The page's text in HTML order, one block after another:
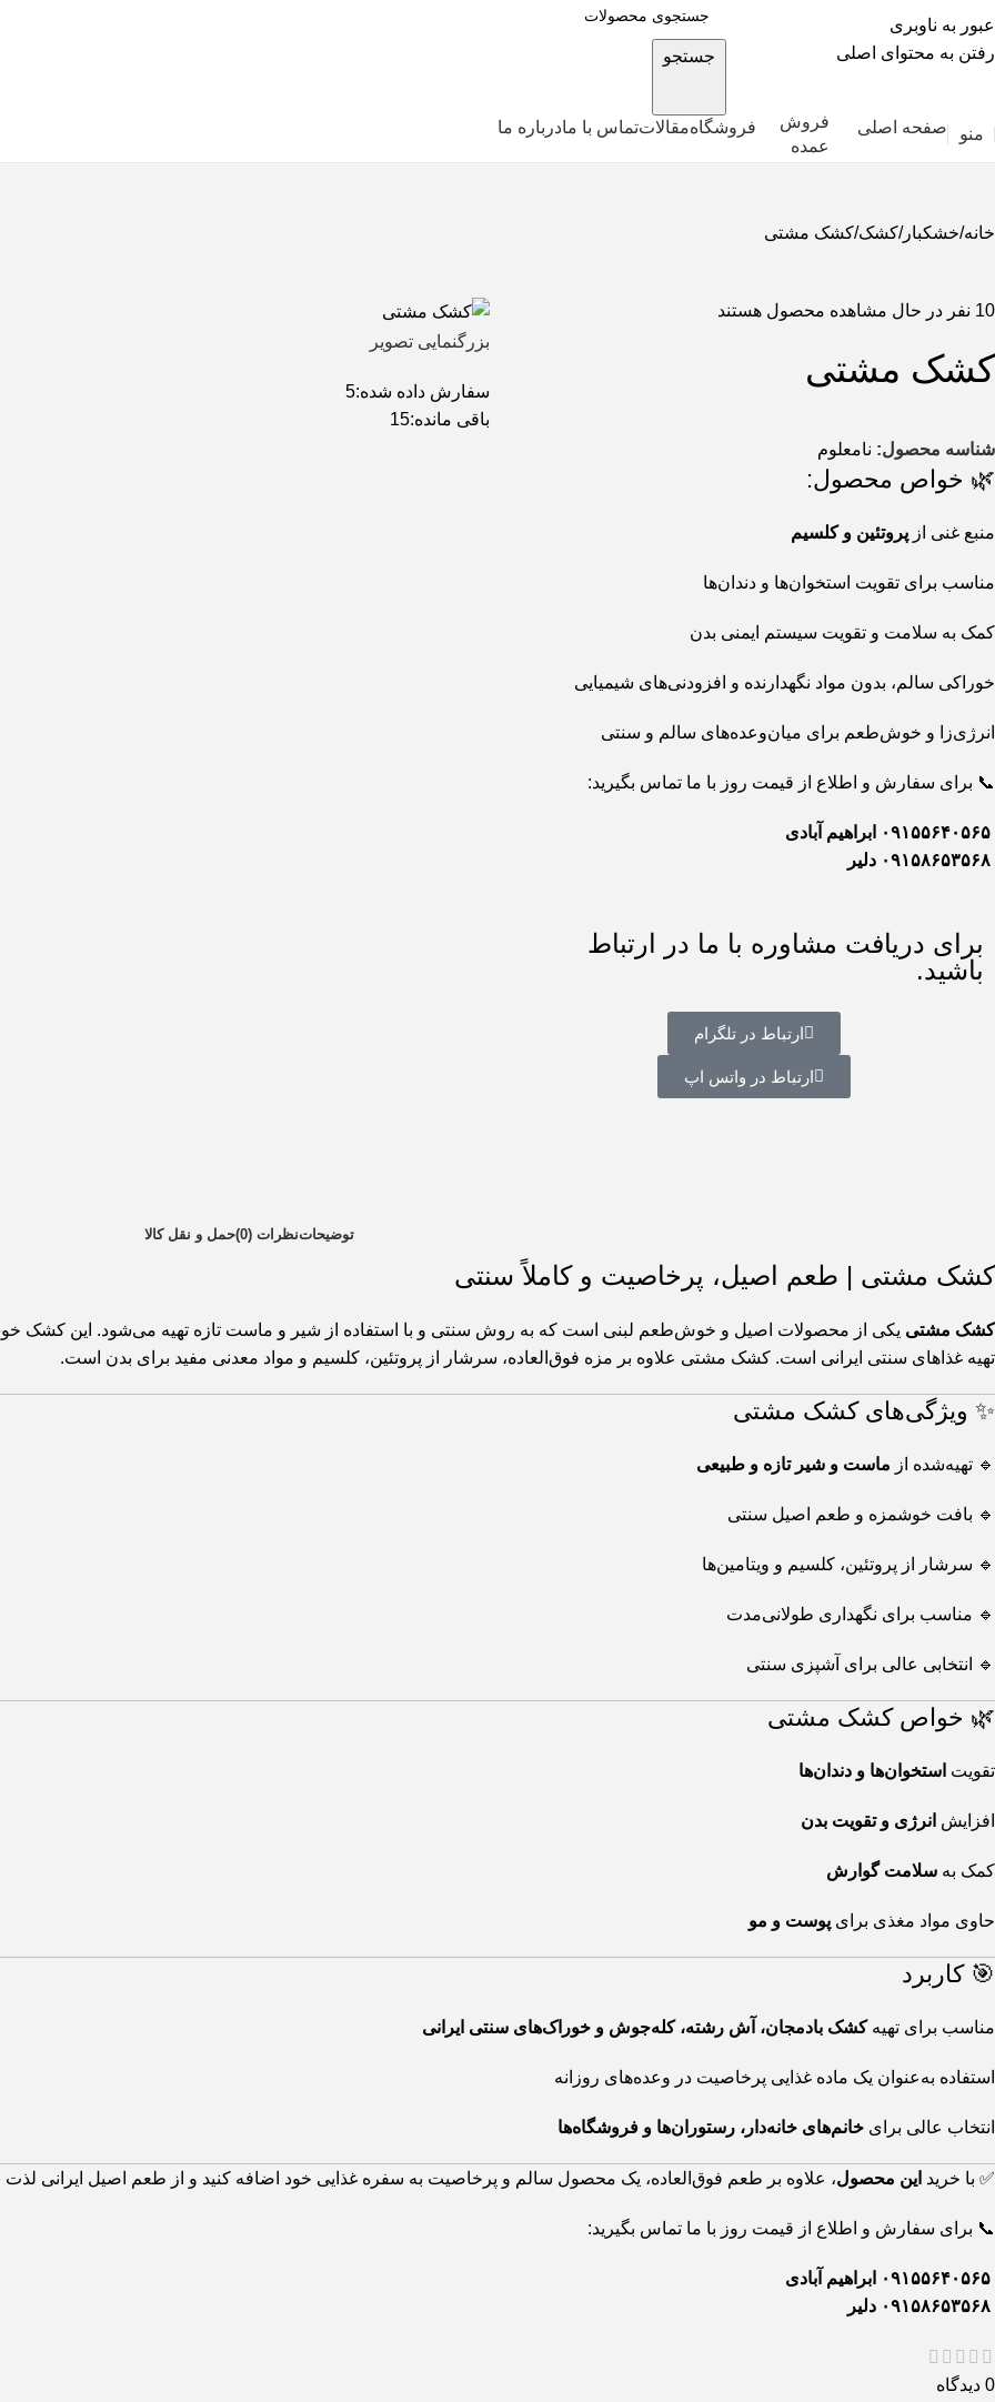
عبور به ناوبری
رفتن به محتوای اصلی
جستجو
منو صفحه اصلی
فروش
عمده
فروشگاهمقالاتتماس با مادرباره ما
خانه خشکبار کشک کشک مشتی
10 نفر در حال مشاهده محصول هستند
کشک مشتی
شناسه محصول: نامعلوم
🌿 خواص محصول:
منبع غنی از پروتئین و کلسیم
مناسب برای تقویت استخوان‌ها و دندان‌ها
کمک به سلامت و تقویت سیستم ایمنی بدن
خوراکی سالم، بدون مواد نگهدارنده و افزودنی‌های شیمیایی
انرژی‌زا و خوش‌طعم برای میان‌وعده‌های سالم و سنتی
📞 برای سفارش و اطلاع از قیمت روز با ما تماس بگیرید:
۰۹۱۵۸۶۵۳۵۶۸ دلیر
برای دریافت مشاوره با ما در ارتباط
باشید.
ارتباط در تلگرام
ارتباط در واتس اپ
بزرگنمایی تصویر
سفارش داده شده:5
باقی مانده:15
توضیحاتنظرات (0) حمل و نقل کالا
کشک مشتی | طعم اصیل، پرخاصیت و کاملاً سنتی
کشک مشتی یکی از محصولات اصیل و خوش‌طعم لبنی است که به روش سنتی و با استفاده از شیر و ماست تازه تهیه می‌شود. این کشک
تهیه غذاهای سنتی ایرانی است. کشک مشتی علاوه بر مزه فوق‌العاده، سرشار از پروتئین، کلسیم و مواد معدنی مفید برای بدن است.
✨ ویژگی‌های کشک مشتی
🔹 تهیه‌شده از ماست و شیر تازه و طبیعی
🔹 بافت خوشمزه و طعم اصیل سنتی
🔹 سرشار از پروتئین، کلسیم و ویتامین‌ها
🔹 مناسب برای نگهداری طولانی‌مدت
🔹 انتخابی عالی برای آشپزی سنتی
🌿 خواص کشک مشتی
تقویت استخوان‌ها و دندان‌ها
افزایش انرژی و تقویت بدن
کمک به سلامت گوارش
حاوی مواد مغذی برای پوست و مو
🎯 کاربرد
مناسب برای تهیهکشک بادمجان، آش رشته، کله‌جوش و خوراک‌های سنتی ایرانی
استفاده به‌عنوان یک ماده غذایی پرخاصیت در وعده‌های روزانه
انتخاب عالی برای خانم‌های خانه‌دار، رستوران‌ها و فروشگاه‌ها
✅ با خرید این محصول، علاوه بر طعم فوق‌العاده، یک محصول سالم و پرخاصیت به سفره غذایی خود اضافه کنید و از طعم اصیل ایرانی لذت
📞 برای سفارش و اطلاع از قیمت روز با ما تماس بگیرید:
۰۹۱۵۸۶۵۳۵۶۸ دلیر
0 دیدگاه